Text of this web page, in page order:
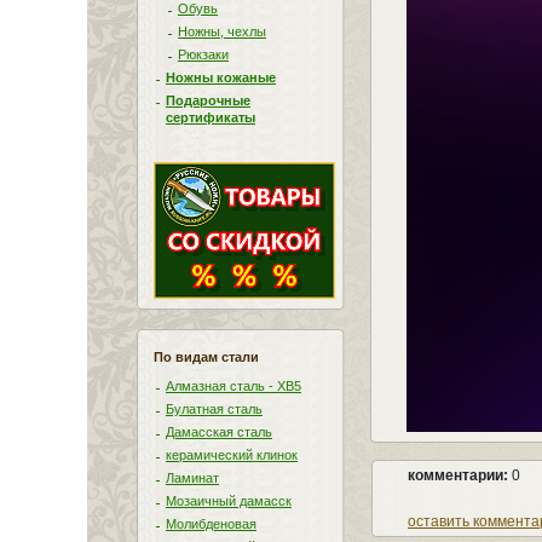
Обувь
Ножны, чехлы
Рюкзаки
Ножны кожаные
Подарочные
сертификаты
По видам стали
Алмазная сталь - ХВ5
Булатная сталь
Дамасская сталь
керамический клинок
Ламинат
Мозаичный дамасск
Молибденовая
комментарии: 0
оставить